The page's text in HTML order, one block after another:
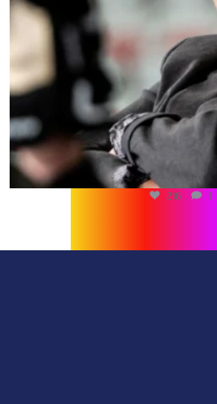
216 1